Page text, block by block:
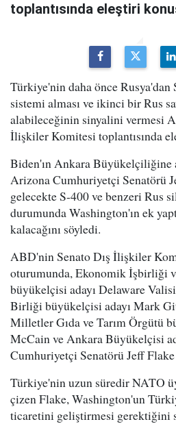
toplantısında eleştiri
Türkiye'nin daha önce Rusya'dan
sistemi alması ve ikinci bir Rus
alabileceğinin sinyalini vermesi
İlişkiler Komitesi toplantısında
Biden'ın Ankara Büyükelçiliğine
Arizona Cumhuriyetçi Senatörü
gelecekte S-400 ve benzeri Rus
durumunda Washington'ın ek
kalacağını söyledi.
ABD'nin Senato Dış İlişkiler
oturumunda, Ekonomik İşbirliği
büyükelçisi adayı Delaware
Birliği büyükelçisi adayı Mark
Milletler Gıda ve Tarım Örgütü
McCain ve Ankara Büyükelçisi
Cumhuriyetçi Senatörü Jeff
Türkiye'nin uzun süredir NATO
çizen Flake, Washington'un
ticaretini geliştirmesi gerektiğini